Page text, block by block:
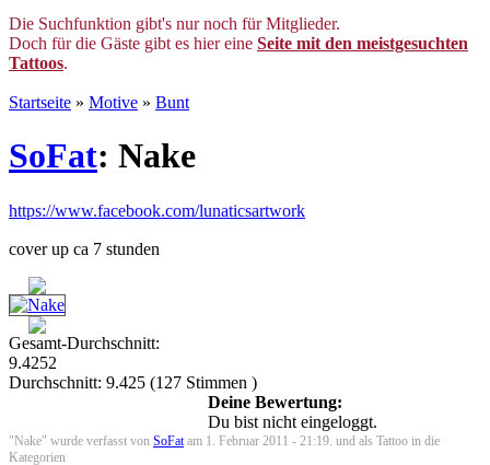
Die Suchfunktion gibt's nur noch für Mitglieder.
Doch für die Gäste gibt es hier eine Seite mit den meistgesuchten
Tattoos.
Startseite » Motive » Bunt
SoFat: Nake
https://www.facebook.com/lunaticsartwork
cover up ca 7 stunden
Gesamt-Durchschnitt:
9.4252
Durchschnitt: 9.425 (127 Stimmen )
Deine Bewertung:
Du bist nicht eingeloggt.
"Nake" wurde verfasst von SoFatam 1. Februar 2011 - 21:19. und als Tattoo in die
Kategorien